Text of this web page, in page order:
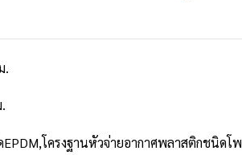
.
โครงฐานหัวจ่ายอากาศพลาสติกชนิดโพ